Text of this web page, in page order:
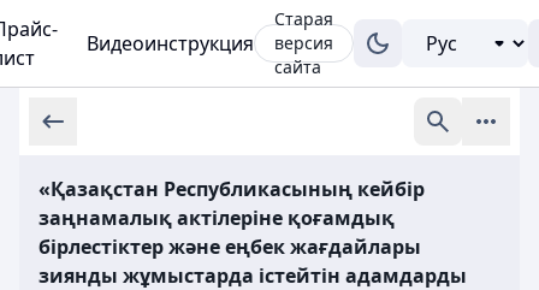
Видеоинструкция
Старая
версия
сайта
«Қазақстан Республикасының кейбір
заңнамалық актілеріне қоғамдық
бірлестіктер және еңбек жағдайлары
зиянды жұмыстарда істейтін адамдарды